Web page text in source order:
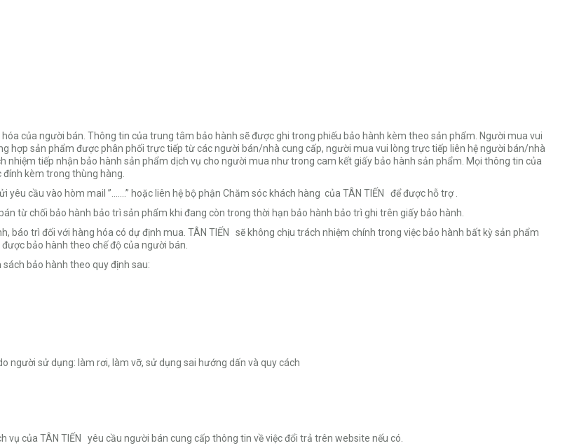
của người bán. Thông tin của trung tâm bảo hành sẽ được ghi trong phiếu bảo hành kèm theo sản phẩm. Người mua vui
hợp sản phẩm được phân phối trực tiếp từ các người bán/nhà cung cấp, người mua vui lòng trực tiếp liên hệ người bán/nhà
tiếp nhận bảo hành sản phẩm dịch vụ cho người mua như trong cam kết giấy bảo hành sản phẩm. Mọi thông tin của
kèm trong thùng hàng.
cầu vào hòm mail ”.......” hoặc liên hệ bộ phận Chăm sóc khách hàng của TÂN TIẾN để được hỗ trợ .
từ chối bảo hành bảo trì sản phẩm khi đang còn trong thời hạn bảo hành bảo trì ghi trên giấy bảo hành.
trì đối với hàng hóa có dự định mua. TÂN TIẾN sẽ không chịu trách nhiệm chính trong việc bảo hành bất kỳ sản phẩm
bảo hành theo chế độ của người bán.
bảo hành theo quy định sau:
người sử dụng: làm rơi, làm vỡ, sử dụng sai hướng dấn và quy cách
của TÂN TIẾN yêu cầu người bán cung cấp thông tin về việc đổi trả trên website nếu có.